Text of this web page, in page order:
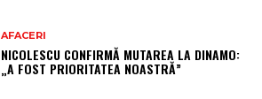
AFACERI
NICOLESCU CONFIRMĂ MUTAREA LA DINAMO:
„A FOST PRIORITATEA NOASTRĂ”